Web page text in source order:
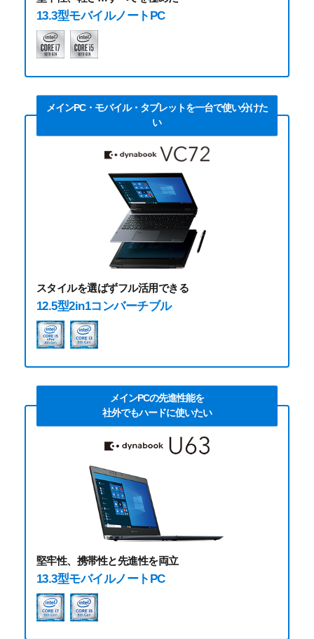
13.3型モバイルノートPC
メインPC・モバイル・タブレットを一台で使い分けた
い
スタイルを選ばずフル活用できる
12.5型2in1コンバーチブル
メインPCの先進性能を
社外でもハードに使いたい
堅牢性、携帯性と先進性を両立
13.3型モバイルノートPC